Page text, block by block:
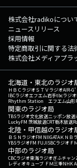
株式会社radikoについ
ニュースリリース
採用情報
特定商取引に関する法
株式会社メディアプラ
北海道・東北のラジオ
ＨＢＣラジオＳＴＶラジオAIR-G'
IBCラジオエフエム岩手tbcラジオ
Rhythm Station エフエム山形
関東のラジオ局
TBSラジオ文化放送ニッポン放送
LuckyFM 茨城放送CRT栃木放送
北陸・甲信越のラジオ
ＢＳＮラジオFM NIIGATAＫＮＢ
YBSラジオFM FUJISBCラジオ Ｆ
中部のラジオ局
CBCラジオ東海ラジオぎふチャン
レディオキューブ ＦＭ三重NHK